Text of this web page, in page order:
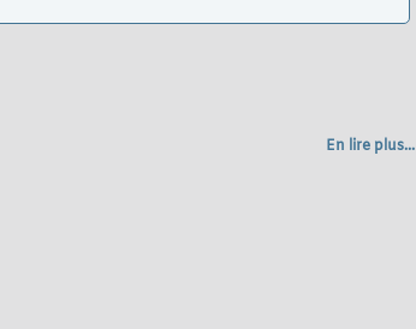
En lire plus...